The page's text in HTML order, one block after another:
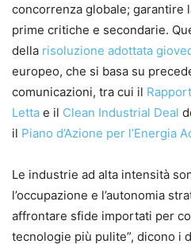
concorrenza globale; garantire
prime critiche e secondarie.
della risoluzione adottata
europeo, che si basa su
comunicazioni, tra cui il
Letta e il Clean Industrial Deal
il Piano d’Azione per l’Energia
Le industrie ad alta intensità
l’occupazione e l’autonomia
affrontare sfide importati per
tecnologie più pulite”, dicono i